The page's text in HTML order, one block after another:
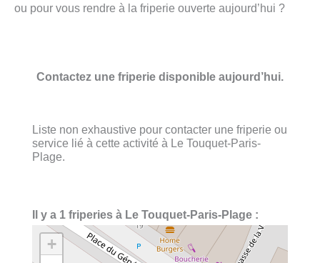
ou pour vous rendre à la friperie ouverte aujourd’hui ?
Contactez une friperie disponible aujourd’hui.
Liste non exhaustive pour contacter une friperie ou
service lié à cette activité à Le Touquet-Paris-
Plage.
Il y a 1 friperies à Le Touquet-Paris-Plage :
+